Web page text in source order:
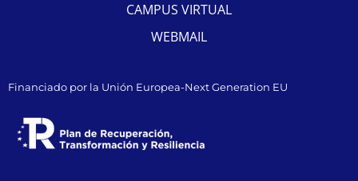
CAMPUS VIRTUAL
WEBMAIL
Financiado por la Unión Europea-Next Generation EU